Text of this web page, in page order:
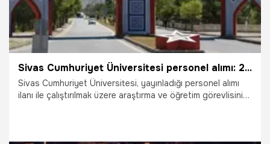
Sivas Cumhuriyet Üniversitesi personel alımı: 20 araştırma ve öğretim görevlisi alınacak
Sivas Cumhuriyet Üniversitesi, yayınladığı personel alımı
ilanı ile çalıştırılmak üzere araştırma ve öğretim görevlisinin